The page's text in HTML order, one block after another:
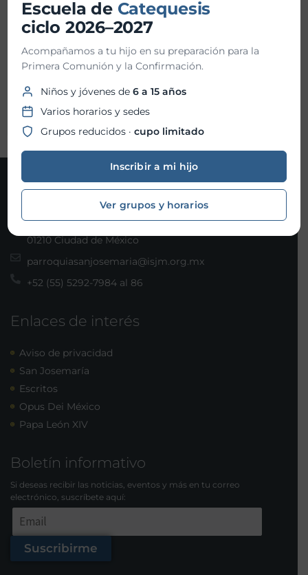
Ubicación:Parroquia San Josemaría
Organizador: Centro de formación
Contacto
Joaquín Gallo 101, Col. Santa Fe, Álvaro Obregón, C.P.
01210 Ciudad de México
parroquiasanjosemaria@isjm.org.mx
+52 (55) 5292-7984 al 86
Enlaces de interés
Aviso de privacidad
San Josemaría
Escritos
Opus Dei México
Papa León XIV
Boletín informativo
Si deseas recibir las noticias, eventos y más en tu correo
electrónico, suscríbete aquí:
Suscribirme
Escuela de Catequesis
ciclo 2026–2027
Acompañamos a tu hijo en su preparación para la
Primera Comunión y la Confirmación.
Niños y jóvenes de6 a 15 años
Varios horarios y sedes
Grupos reducidos ·cupo limitado
Inscribir a mi hijo
Ver grupos y horarios